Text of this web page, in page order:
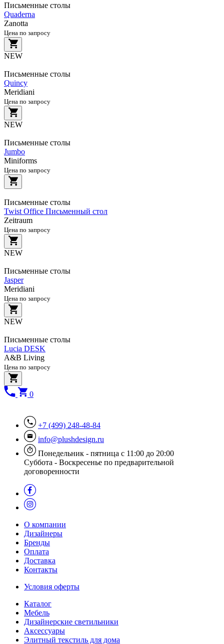
Письменные столы
Quaderna
Zanotta
Цена по запросу
NEW
Письменные столы
Quincy
Meridiani
Цена по запросу
NEW
Письменные столы
Jumbo
Miniforms
Цена по запросу
Письменные столы
Twist Office Письменный стол
Zeitraum
Цена по запросу
NEW
Письменные столы
Jasper
Meridiani
Цена по запросу
NEW
Письменные столы
Lucia DESK
A&B Living
Цена по запросу
0
+7 (499) 248-48-84
info@plushdesign.ru
Понедельник - пятница с 11:00 до 20:00
Суббота - Воскресенье по предварительной
договоренности
О компании
Дизайнеры
Бренды
Оплата
Доставка
Контакты
Условия оферты
Каталог
Мебель
Дизайнерские светильники
Аксессуары
Элитный текстиль для дома